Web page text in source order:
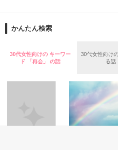
あなたは私と家族を恨んでいるで
作品を
片桐 優聖(かたぎり ゆうせい）33
秘書兼事務スタッフ
「恋人のフリをして」
戸惑いながらも、恋した人との甘
清純な心海はドキドキしていたが･
次から次に現れる、同僚や学生時
かんたん検索
30代女性向けの キーワー
ド 「再会」 の話
30代女性向け
る話